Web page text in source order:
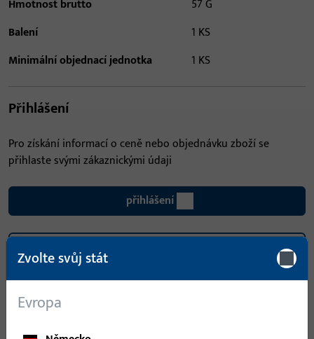
Hmotnost brutto
57 G
Balení
1 KS
Minimální objednací jednotka
1 KS
Přihlášení
Pro získání informací o ceně nebo objednávku zboží se
přihlaste svými zákaznickými údaji
přihlášení
Popis produktu
Technické údaje
Zvolte svůj stát
Evropa